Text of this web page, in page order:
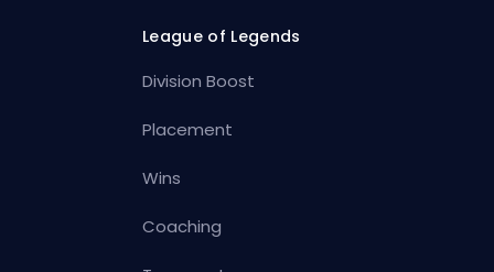
League of Legends
Division Boost
Placement
Wins
Coaching